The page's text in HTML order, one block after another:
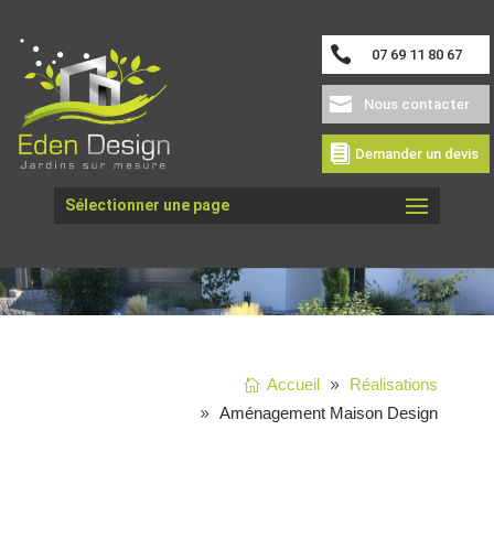
07 69 11 80 67
Nous contacter
Demander un devis
Sélectionner une page
AMÉNAGEMENT
Accueil
Réalisations
Aménagement Maison Design